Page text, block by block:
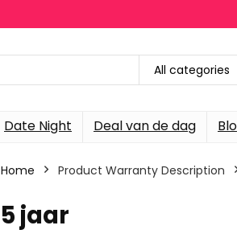
All categories
Date Night Deal van de dag
Home Product Warranty Description
‎5 jaar